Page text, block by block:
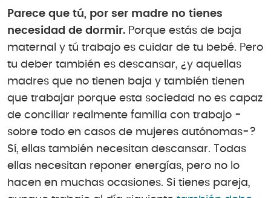
Parece que tú, por ser madre no tienes
necesidad de dormir. Porque estás de baja
maternal y tú trabajo es cuidar de tu bebé. Pero
tu deber también es descansar, ¿y aquellas
madres que no tienen baja y también tienen
que trabajar porque esta sociedad no es capaz
de conciliar realmente familia con trabajo -
sobre todo en casos de mujeres autónomas-?
Sí, ellas también necesitan descansar. Todas
ellas necesitan reponer energías, pero no lo
hacen en muchas ocasiones. Si tienes pareja,